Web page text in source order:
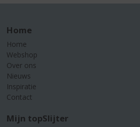
Home
Home
Webshop
Over ons
Nieuws
Inspiratie
Contact
Mijn topSlijter